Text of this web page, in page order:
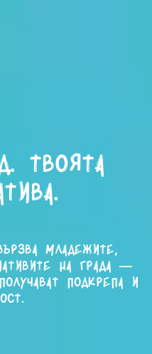
Твоята
младежите,
на града —
подкрепа и